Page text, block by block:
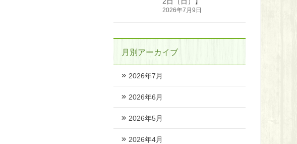
2026年7月9日
月別アーカイブ
2026年7月
2026年6月
2026年5月
2026年4月